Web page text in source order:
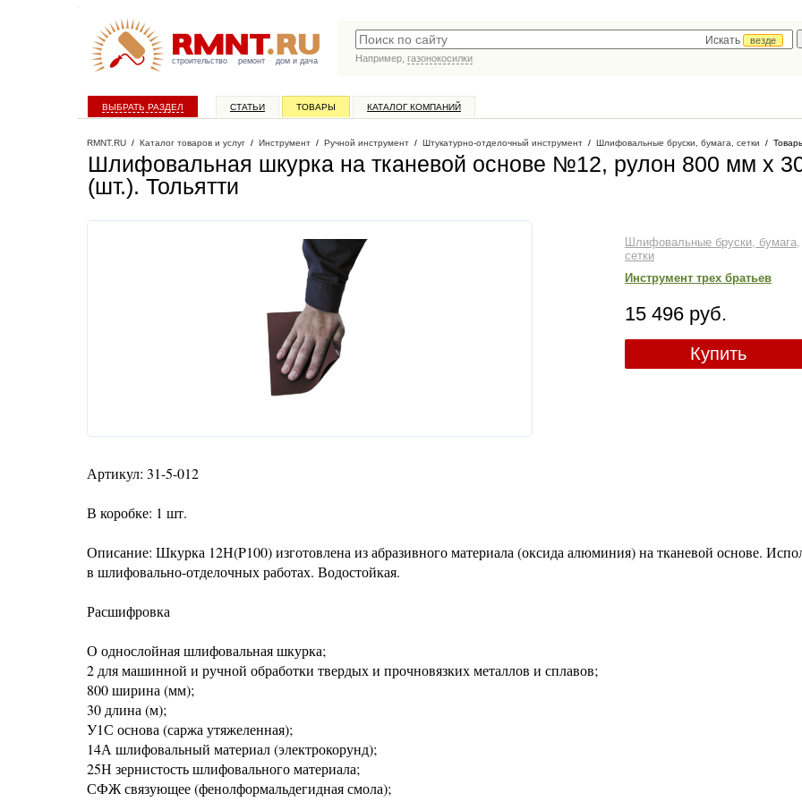
строительство ремонт дом и дача
Искать
везде
Например, газонокосилки
ВЫБРАТЬ РАЗДЕЛ СТАТЬИ ТОВАРЫ КАТАЛОГ КОМПАНИЙ
RMNT.RU / Каталог товаров и услуг / Инструмент / Ручной инструмент / Штукатурно-отделочный инструмент / Шлифовальные бруски, бумага, сетки /
Шлифовальная шкурка на тканевой основе №12, рулон 800 мм х
(шт.). Тольятти
Шлифовальные бруски, бумага,
сетки
Инструмент трех братьев
15 496 руб.
Купить
Артикул: 31-5-012
В коробке: 1 шт.
Описание: Шкурка 12Н(P100) изготовлена из абразивного материала (оксида алюминия) на тканевой основе.
в шлифовально-отделочных работах. Водостойкая.
Расшифровка
О однослойная шлифовальная шкурка;
2 для машинной и ручной обработки твердых и прочновязких металлов и сплавов;
800 ширина (мм);
30 длина (м);
У1С основа (саржа утяжеленная);
14А шлифовальный материал (электрокорунд);
25Н зернистость шлифовального материала;
СФЖ связующее (фенолформальдегидная смола);